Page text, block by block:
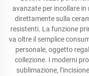
avanzate per incollare
direttamente sulla
resistenti. La funzione
va oltre il semplice
personale, oggetto
collezione. I moderni
sublimazione,